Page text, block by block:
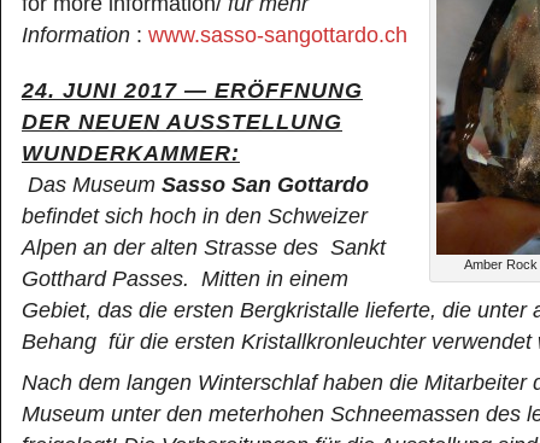
Amber
Information : www.sasso-sangottardo.ch
24. JUNI 2017 — ERÖFFNUNG
DER NEUEN AUSSTELLUNG
WUNDERKAMMER:
Das Museum Sasso San Gottardo
befindet sich hoch in den Schweizer
Alpen an der alten Strasse des Sankt
Gotthard Passes. Mitten in einem
Gebiet, das die ersten Bergkristalle lieferte, die unter
Behang für die ersten Kristallkronleuchter verwendet
Nach dem langen Winterschlaf haben die Mitarbeiter
Museum unter den meterhohen Schneemassen des